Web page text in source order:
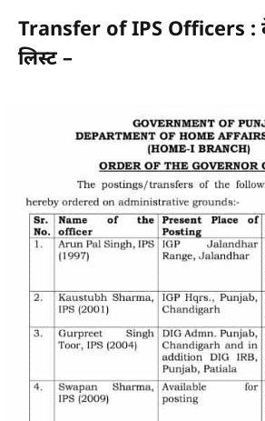
Transfer of IPS Officers :
लिस्ट –